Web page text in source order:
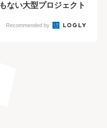
もない大型プロジェクト
Recommended by